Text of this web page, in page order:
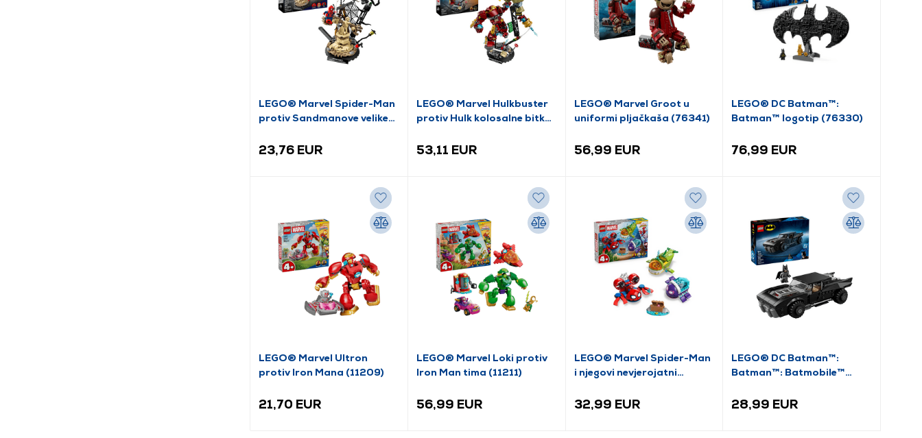
LEGO® Marvel Spider-Man
protiv Sandmanove velike
23,76 EUR
LEGO® Marvel Hulkbuster
protiv Hulk kolosalne bitke
53,11 EUR
LEGO® Marvel Groot u
uniformi pljačkaša (76341)
56,99 EUR
LEGO® DC Batman™:
Batman™ logotip (76330)
76,99 EUR
LEGO® Marvel Ultron
protiv Iron Mana (11209)
21,70 EUR
LEGO® Marvel Loki protiv
Iron Man tima (11211)
56,99 EUR
LEGO® Marvel Spider-Man
i njegovi nevjerojatni
32,99 EUR
LEGO® DC Batman™:
Batman™: Batmobile™
28,99 EUR